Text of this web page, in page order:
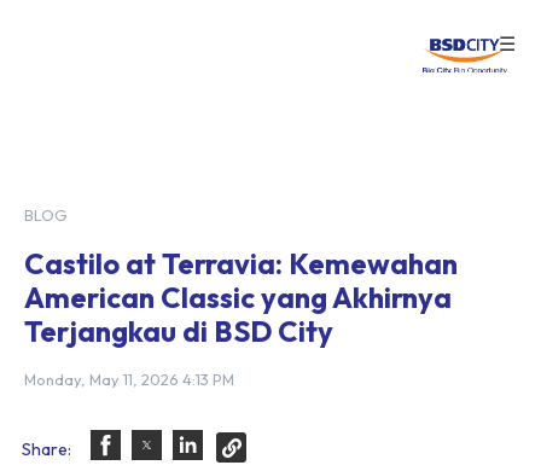
☰
BLOG
Castilo at Terravia: Kemewahan
American Classic yang Akhirnya
Terjangkau di BSD City
Monday, May 11, 2026 4:13 PM
Share: